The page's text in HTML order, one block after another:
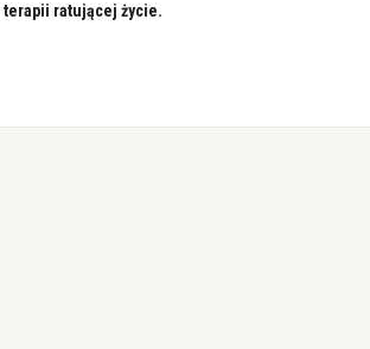
terapii ratującej życie.